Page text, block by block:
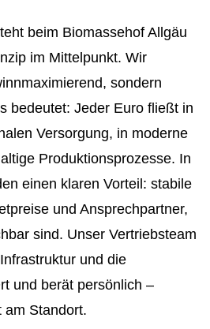
beim Biomassehof Allgäu
im Mittelpunkt. Wir
sondern
bedeutet: Jeder Euro fließt in
Versorgung, in moderne
Produktionsprozesse. In
einen klaren Vorteil: stabile
und Ansprechpartner,
sind. Unser Vertriebsteam
und die
und berät persönlich –
am Standort.